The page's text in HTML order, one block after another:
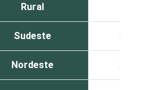
Rural
Sudeste 33
Nordeste 25